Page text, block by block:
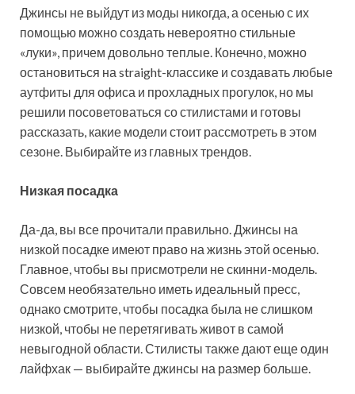
Джинсы не выйдут из моды никогда, а осенью с их
помощью можно создать невероятно стильные
«луки», причем довольно теплые. Конечно, можно
остановиться на straight-классике и создавать любые
аутфиты для офиса и прохладных прогулок, но мы
решили посоветоваться со стилистами и готовы
рассказать, какие модели стоит рассмотреть в этом
сезоне. Выбирайте из главных трендов.
Низкая посадка
Да-да, вы все прочитали правильно. Джинсы на
низкой посадке имеют право на жизнь этой осенью.
Главное, чтобы вы присмотрели не скинни-модель.
Совсем необязательно иметь идеальный пресс,
однако смотрите, чтобы посадка была не слишком
низкой, чтобы не перетягивать живот в самой
невыгодной области. Стилисты также дают еще один
лайфхак — выбирайте джинсы на размер больше.